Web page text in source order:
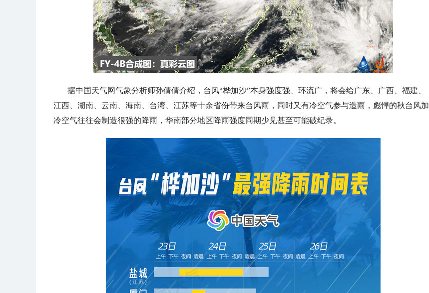
据中国天气网气象分析师孙倩倩介绍，台风“桦加沙”本身强度强、环流广，将会给广东、广西、福建、
江西、湖南、云南、海南、台湾、江苏等十余省份带来台风雨，同时又有冷空气参与造雨，彪悍的秋台风加
冷空气往往会制造很强的降雨，华南部分地区降雨强度同期少见甚至可能破纪录。